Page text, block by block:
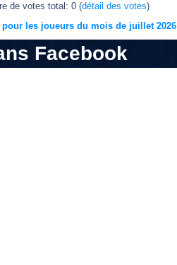
de votes total: 0 (détail des votes)
pour les joueurs du mois de juillet 2026
Facebook